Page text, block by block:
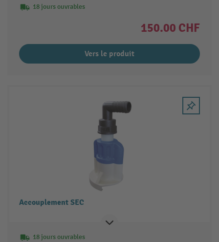
18 jours ouvrables
150.00 CHF
Vers le produit
Accouplement SEC
18 jours ouvrables